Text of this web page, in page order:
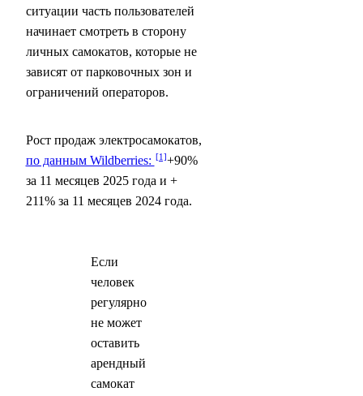
ситуации часть пользователей
начинает смотреть в сторону
личных самокатов, которые не
зависят от парковочных зон и
ограничений операторов.
Рост продаж электросамокатов,
по данным Wildberries:
+90%
за 11 месяцев 2025 года и +
211% за 11 месяцев 2024 года.
Если
человек
регулярно
не может
оставить
арендный
самокат